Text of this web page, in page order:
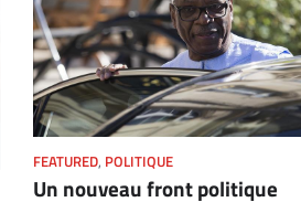
FEATURED, POLITIQUE
Un nouveau front politique